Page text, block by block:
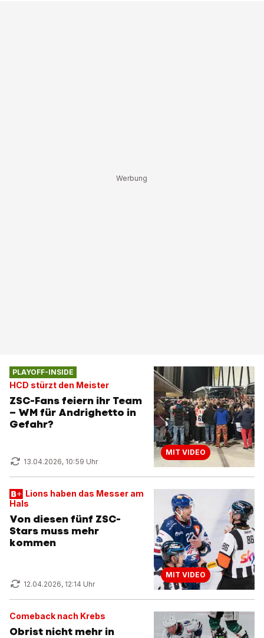
PLAYOFF-INSIDE
HCD stürzt den Meister
ZSC-Fans feiern ihr Team
– WM für Andrighetto in
Gefahr?
13.04.2026, 10:59 Uhr
MIT VIDEO
Lions haben das Messer am
Hals
Von diesen fünf ZSC-
Stars muss mehr
kommen
12.04.2026, 12:14 Uhr
MIT VIDEO
Comeback nach Krebs
Obrist nicht mehr in